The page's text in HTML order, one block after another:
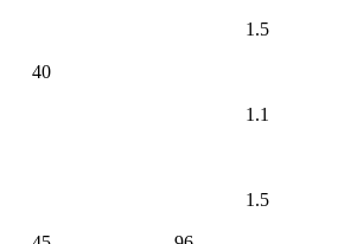
40
1.5
1.1
1.5